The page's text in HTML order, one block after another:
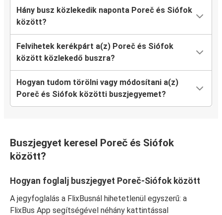
Hány busz közlekedik naponta Poreč és Siófok
között?
Felvihetek kerékpárt a(z) Poreč és Siófok
között közlekedő buszra?
Hogyan tudom törölni vagy módosítani a(z)
Poreč és Siófok közötti buszjegyemet?
Buszjegyet keresel Poreč és Siófok
között?
Hogyan foglalj buszjegyet Poreč-Siófok között
A jegyfoglalás a FlixBusnál hihetetlenül egyszerű: a
FlixBus App segítségével néhány kattintással